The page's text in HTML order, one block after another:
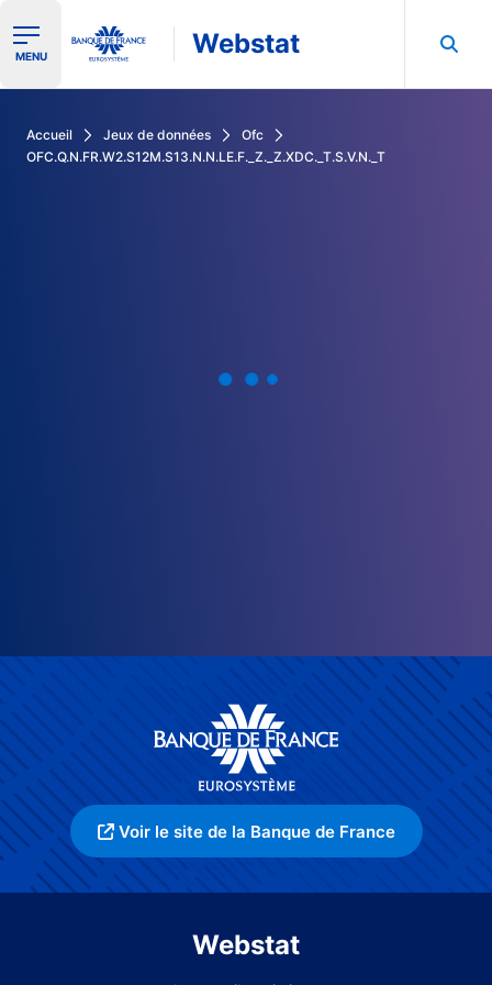
Ouvrir le menu de navigation
MENU Webstat
Accueil Jeux de données
Ofc
OFC.Q.N.FR.W2.S12M.S13.N.N.LE.F._Z._Z.XDC._T.S.V.N._T
Voir le site de la Banque de France
Webstat